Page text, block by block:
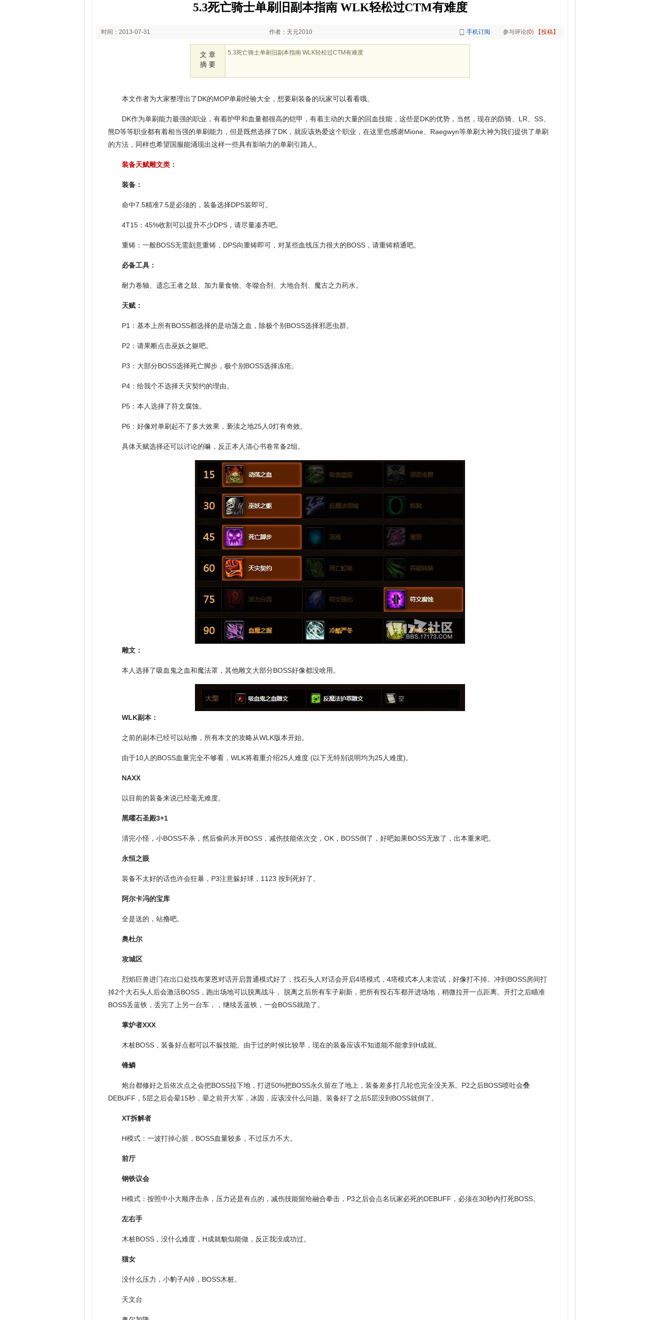
5.3死亡骑士单刷旧副本指南 WLK轻松过CTM有难度
时间：2013-07-31 作者：天元2010 手机订阅 参与评论(0) 【投稿】
文 章
摘 要
5.3死亡骑士单刷旧副本指南 WLK轻松过CTM有难度
本文作者为大家整理出了DK的MOP单刷经验大全，想要刷装备的玩家可以看看哦。
DK作为单刷能力最强的职业，有着护甲和血量都很高的铠甲，有着主动的大量的回血技能，这些是DK的优势，当然，现在的防骑、LR、SS、
熊D等等职业都有着相当强的单刷能力，但是既然选择了DK，就应该热爱这个职业，在这里也感谢Mione、Raegwyn等单刷大神为我们提供了单刷
的方法，同样也希望国服能涌现出这样一些具有影响力的单刷引路人。
装备天赋雕文类：
装备：
命中7.5精准7.5是必须的，装备选择DPS装即可。
4T15：45%收割可以提升不少DPS，请尽量凑齐吧。
重铸：一般BOSS无需刻意重铸，DPS向重铸即可，对某些血线压力很大的BOSS，请重铸精通吧。
必备工具：
耐力卷轴、遗忘王者之鼓、加力量食物、冬噬合剂、大地合剂、魔古之力药水。
天赋：
P1：基本上所有BOSS都选择的是动荡之血，除极个别BOSS选择邪恶虫群。
P2：请果断点击巫妖之躯吧。
P3：大部分BOSS选择死亡脚步，极个别BOSS选择冻疮。
P4：给我个不选择天灾契约的理由。
P5：本人选择了符文腐蚀。
P6：好像对单刷起不了多大效果，亵渎之地25人0灯有奇效。
具体天赋选择还可以讨论的嘛，反正本人清心书卷常备2组。
雕文：
本人选择了吸血鬼之血和魔法罩，其他雕文大部分BOSS好像都没啥用。
WLK副本：
之前的副本已经可以站撸，所有本文的攻略从WLK版本开始。
由于10人的BOSS血量完全不够看，WLK将着重介绍25人难度 (以下无特别说明均为25人难度)。
NAXX
以目前的装备来说已经毫无难度。
黑曜石圣殿3+1
清完小怪，小BOSS不杀，然后偷药水开BOSS，减伤技能依次交，OK，BOSS倒了，好吧如果BOSS无敌了，出本重来吧。
永恒之眼
装备不太好的话也许会狂暴，P3注意躲好球，1123 按到死好了。
阿尔卡冯的宝库
全是送的，站撸吧。
奥杜尔
攻城区
烈焰巨兽进门在出口处找布莱恩对话开启普通模式好了，找石头人对话会开启4塔模式，4塔模式本人未尝试，好像打不掉。冲到BOSS房间打
掉2个大石头人后会激活BOSS，跑出场地可以脱离战斗， 脱离之后所有车子刷新，把所有投石车都开进场地，稍微拉开一点距离。开打之后瞄准
BOSS丢蓝铁，丢完了上另一台车，，继续丢蓝铁，一会BOSS就跪了。
掌炉者XXX
木桩BOSS，装备好点都可以不躲技能。由于过的时候比较早，现在的装备应该不知道能不能拿到H成就。
锋鳞
炮台都修好之后依次点之会把BOSS拉下地，打进50%把BOSS永久留在了地上，装备差多打几轮也完全没关系。P2之后BOSS喷吐会叠
DEBUFF，5层之后会晕15秒，晕之前开大军，冰固，应该没什么问题。装备好了之后5层没到BOSS就倒了。
XT拆解者
H模式：一波打掉心脏，BOSS血量较多，不过压力不大。
前厅
钢铁议会
H模式：按照中小大顺序击杀，压力还是有点的，减伤技能留给融合拳击，P3之后会点名玩家必死的DEBUFF，必须在30秒内打死BOSS。
左右手
木桩BOSS，没什么难度，H成就貌似能做，反正我没成功过。
猫女
没什么压力，小豹子A掉，BOSS木桩。
天文台